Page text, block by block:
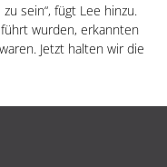
sein“, fügt Lee hinzu.
wurden, erkannten
Jetzt halten wir die